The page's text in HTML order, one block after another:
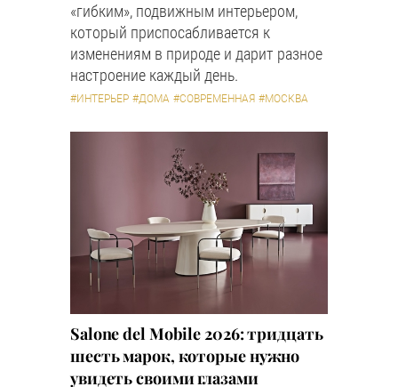
«гибким», подвижным интерьером,
который приспосабливается к
изменениям в природе и дарит разное
настроение каждый день.
#ИНТЕРЬЕР #ДОМА #СОВРЕМЕННАЯ #МОСКВА
Salone del Mobile 2026: тридцать
шесть марок, которые нужно
увидеть своими глазами